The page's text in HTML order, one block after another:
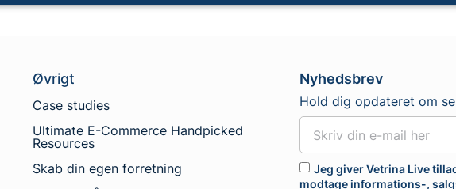
Øvrigt
Case studies
Ultimate E-Commerce Handpicked
Resources
Skab din egen forretning
Nyhedsbrev
Hold dig opdateret om
Jeg giver Vetrina Live
modtage informations-,